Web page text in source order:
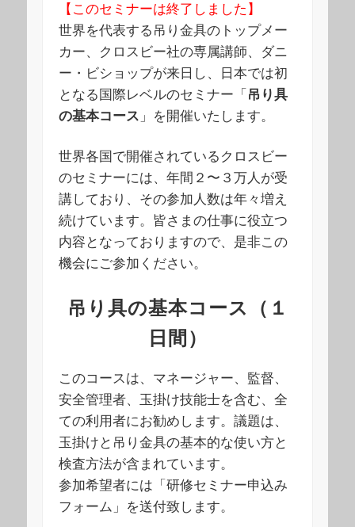
【このセミナーは終了しました】
世界を代表する吊り金具のトップメー
カー、クロスビー社の専属講師、ダニ
ー・ビショップが来日し、日本では初
となる国際レベルのセミナー「 吊り具
の基本コース 」を開催いたします。
世界各国で開催されているクロスビー
のセミナーには、年間２〜３万人が受
講しており、その参加人数は年々増え
続けています。皆さまの仕事に役立つ
内容となっておりますので、是非この
機会にご参加ください。
吊り具の基本コース（１
日間）
このコースは、マネージャー、監督、
安全管理者、玉掛け技能士を含む、全
ての利用者にお勧めします。議題は、
玉掛けと吊り金具の基本的な使い方と
検査方法が含まれています。
参加希望者には「研修セミナー申込み
フォーム」を送付致します。